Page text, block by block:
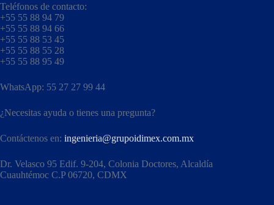
Teléfonos de contacto:
+55 55 88 94 79
+55 55 88 94 66
+55 55 88 53 45
+55 55 88 55 28
+55 55 88 95 49
WhatsApp: 55 27 27 99 44
¿Necesitas ayuda o tienes una pregunta?
Contáctenos en: ingenieria@grupoidimex.com.mx
Dr. Velasco 95 Edif. 9-204, Colonia Doctores, Alcaldía
Cuauhtémoc C.P 06720, CDMX​